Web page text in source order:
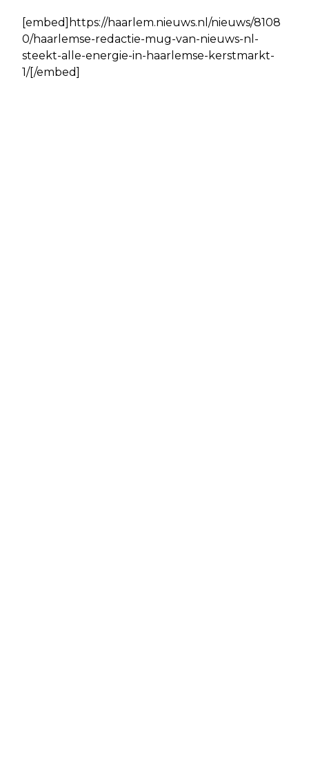
[embed]https://haarlem.nieuws.nl/nieuws/8108
0/haarlemse-redactie-mug-van-nieuws-nl-
steekt-alle-energie-in-haarlemse-kerstmarkt-
1/[/embed]